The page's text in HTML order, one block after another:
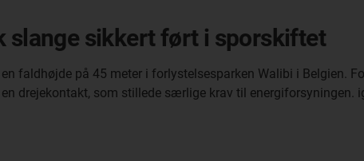
slange sikkert ført i sporskiftet
faldhøjde på 45 meter i forlystelsesparken Walibi i Belgien.
drejekontakt, som stillede særlige krav til energiforsyningen.